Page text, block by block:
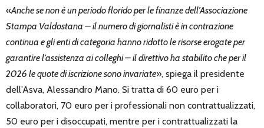
«Anche se non è un periodo florido per le finanze dell’Associazione
Stampa Valdostana – il numero di giornalisti è in contrazione
continua e gli enti di categoria hanno ridotto le risorse erogate per
garantire l’assistenza ai colleghi – il direttivo ha stabilito che per il
2026 le quote di iscrizione sono invariate», spiega il presidente
dell’Asva, Alessandro Mano. Si tratta di 60 euro per i
collaboratori, 70 euro per i professionali non contrattualizzati,
50 euro per i disoccupati, mentre per i contrattualizzati la